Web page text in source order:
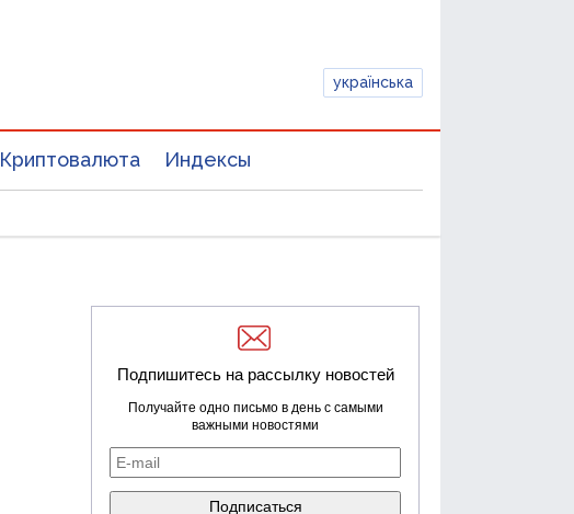
українська
Криптовалюта Индексы
Подпишитесь на рассылку новостей
Получайте одно письмо в день с самыми
важными новостями